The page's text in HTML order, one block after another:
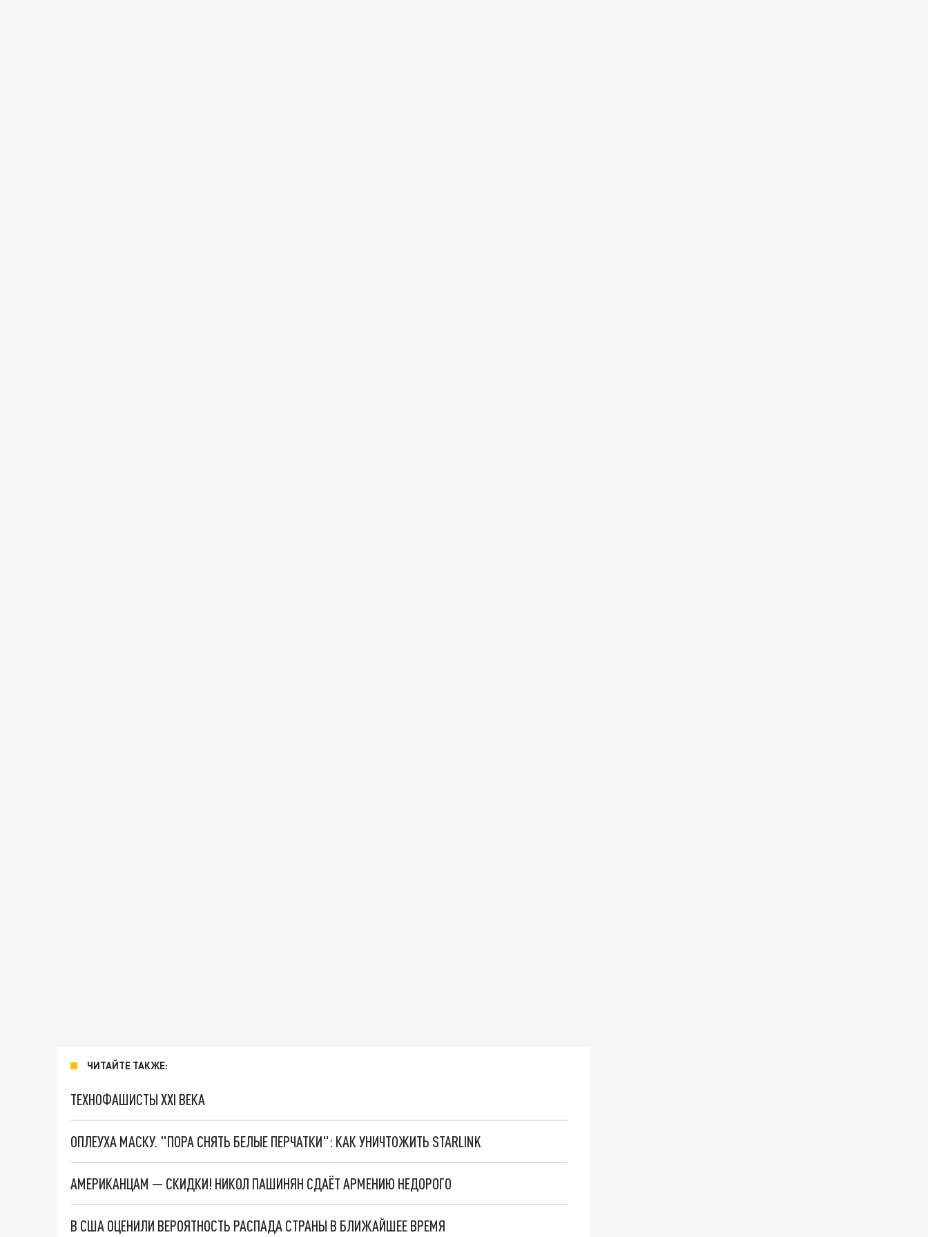
ЧИТАЙТЕ ТАКЖЕ:
ТЕХНОФАШИСТЫ XXI ВЕКА
ОПЛЕУХА МАСКУ. "ПОРА СНЯТЬ БЕЛЫЕ ПЕРЧАТКИ": КАК УНИЧТОЖИТЬ STARLINK
АМЕРИКАНЦАМ — СКИДКИ! НИКОЛ ПАШИНЯН СДАЁТ АРМЕНИЮ НЕДОРОГО
В США ОЦЕНИЛИ ВЕРОЯТНОСТЬ РАСПАДА СТРАНЫ В БЛИЖАЙШЕЕ ВРЕМЯ